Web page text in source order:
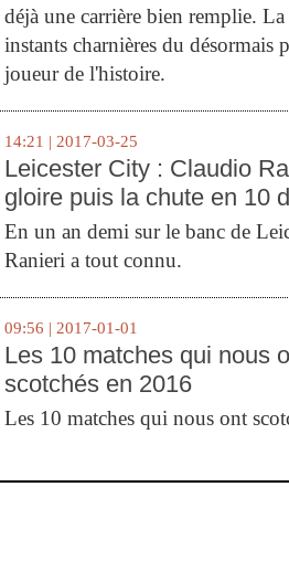
déjà une carrière bien remplie.
instants charnières du désormais
joueur de l'histoire.
14:21 | 2017-03-25
Leicester City : Claudio
gloire puis la chute en 10
En un an demi sur le banc de
Ranieri a tout connu.
09:56 | 2017-01-01
Les 10 matches qui nous
scotchés en 2016
Les 10 matches qui nous ont